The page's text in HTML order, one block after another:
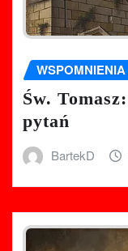
WSPOMNIENIA
Św.
pytań
BartekD